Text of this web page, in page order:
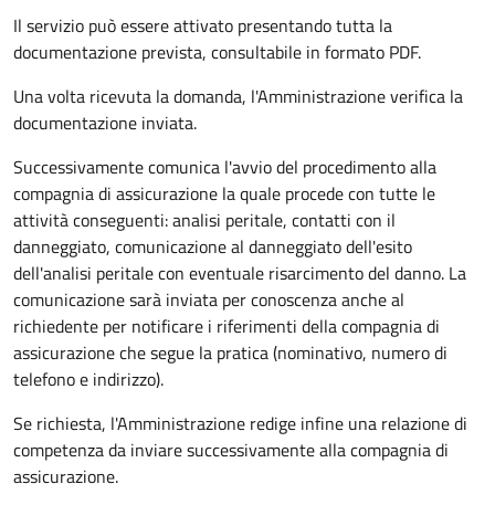
Il servizio può essere attivato presentando tutta la
documentazione prevista, consultabile in formato PDF.
Una volta ricevuta la domanda, l'Amministrazione verifica la
documentazione inviata.
Successivamente comunica l'avvio del procedimento alla
compagnia di assicurazione la quale procede con tutte le
attività conseguenti: analisi peritale, contatti con il
danneggiato, comunicazione al danneggiato dell'esito
dell'analisi peritale con eventuale risarcimento del danno. La
comunicazione sarà inviata per conoscenza anche al
richiedente per notificare i riferimenti della compagnia di
assicurazione che segue la pratica (nominativo, numero di
telefono e indirizzo).
Se richiesta, l'Amministrazione redige infine una relazione di
competenza da inviare successivamente alla compagnia di
assicurazione.